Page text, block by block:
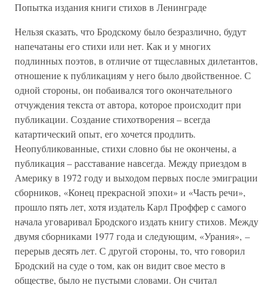
Попытка издания книги стихов в Ленинграде
Нельзя сказать, что Бродскому было безразлично, будут
напечатаны его стихи или нет. Как и у многих
подлинных поэтов, в отличие от тщеславных дилетантов,
отношение к публикациям у него было двойственное. С
одной стороны, он побаивался того окончательного
отчуждения текста от автора, которое происходит при
публикации. Создание стихотворения – всегда
катартический опыт, его хочется продлить.
Неопубликованные, стихи словно бы не окончены, а
публикация – расставание навсегда. Между приездом в
Америку в 1972 году и выходом первых после эмиграции
сборников, «Конец прекрасной эпохи» и «Часть речи»,
прошло пять лет, хотя издатель Карл Проффер с самого
начала уговаривал Бродского издать книгу стихов. Между
двумя сборниками 1977 года и следующим, «Урания», –
перерыв десять лет. С другой стороны, то, что говорил
Бродский на суде о том, как он видит свое место в
обществе, было не пустыми словами. Он считал